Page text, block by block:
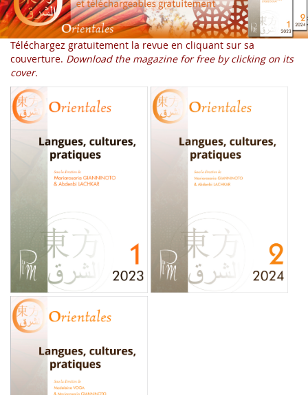
Téléchargez gratuitement la revue en cliquant sur sa
couverture. Download the magazine for free by clicking on its
cover.